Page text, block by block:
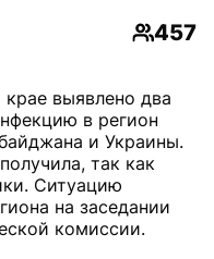
457
выявлено два
в регион
и Украины.
так как
Ситуацию
на заседании
комиссии.